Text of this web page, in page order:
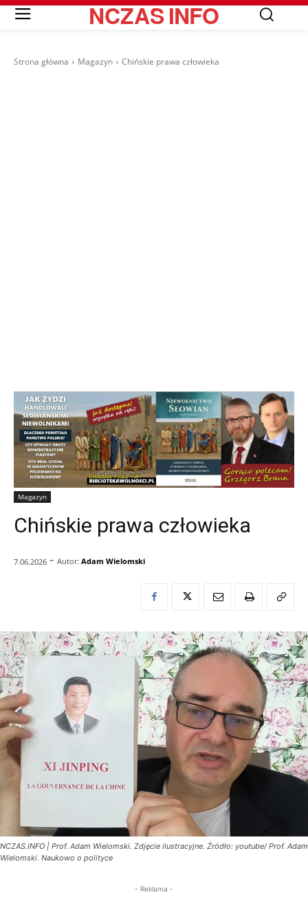
NCZASINFO
Strona główna Magazyn Chińskie prawa człowieka
Magazyn
Chińskie prawa człowieka
7.06.2026 - Autor: Adam Wielomski
NCZAS.INFO | Prof. Adam Wielomski. Zdjęcie ilustracyjne. Źródło: youtube/ Prof. Adam
Wielomski. Naukowo o polityce
- Reklama -